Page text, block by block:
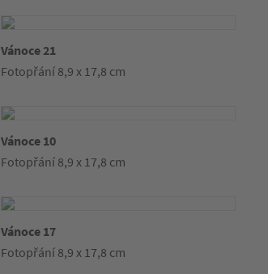
Vánoce 21
Fotopřání 8,9 x 17,8 cm
Vánoce 10
Fotopřání 8,9 x 17,8 cm
Vánoce 17
Fotopřání 8,9 x 17,8 cm